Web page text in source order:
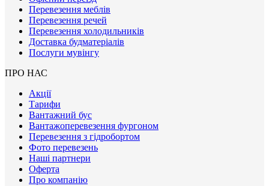
Перевезення меблів
Перевезення речей
Перевезення холодильників
Доставка будматеріалів
Послуги мувінгу
ПРО НАС
Акції
Тарифи
Вантажний бус
Вантажоперевезення фургоном
Перевезення з гідробортом
Фото перевезень
Наші партнери
Оферта
Про компанію